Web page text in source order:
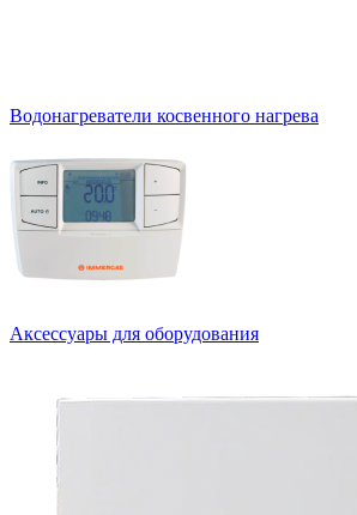
Водонагреватели косвенного нагрева
Аксессуары для оборудования